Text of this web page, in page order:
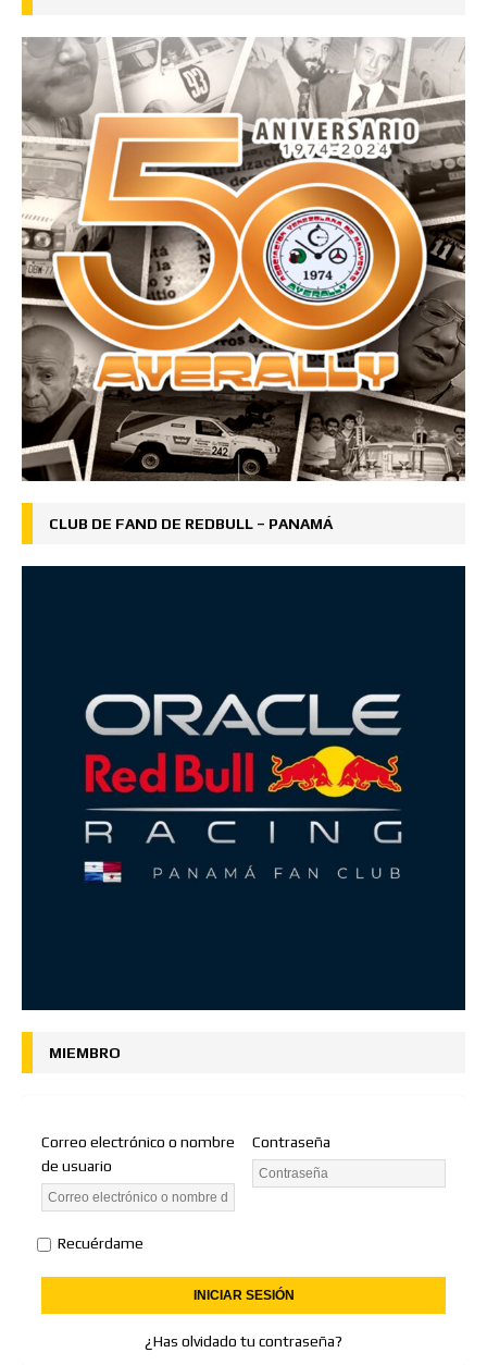
CLUB DE FAND DE REDBULL – PANAMÁ
MIEMBRO
Correo electrónico o nombre
de usuario
Contraseña
Recuérdame
¿Has olvidado tu contraseña?